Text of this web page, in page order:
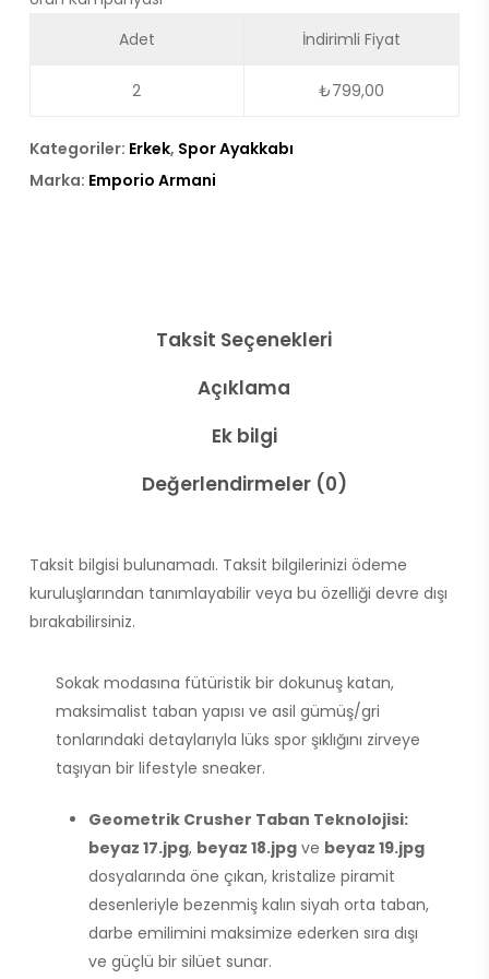
Adet
İndirimli Fiyat
2 ₺799,00
Kategoriler: Erkek, Spor Ayakkabı
Marka: Emporio Armani
Taksit Seçenekleri
Açıklama
Ek bilgi
Değerlendirmeler (0)
Taksit bilgisi bulunamadı. Taksit bilgilerinizi ödeme
kuruluşlarından tanımlayabilir veya bu özelliği devre dışı
bırakabilirsiniz.
Sokak modasına fütüristik bir dokunuş katan,
maksimalist taban yapısı ve asil gümüş/gri
tonlarındaki detaylarıyla lüks spor şıklığını zirveye
taşıyan bir lifestyle sneaker.
Geometrik Crusher Taban Teknolojisi:
beyaz 17.jpg, beyaz 18.jpgve beyaz 19.jpg
dosyalarında öne çıkan, kristalize piramit
desenleriyle bezenmiş kalın siyah orta taban,
darbe emilimini maksimize ederken sıra dışı
ve güçlü bir silüet sunar.